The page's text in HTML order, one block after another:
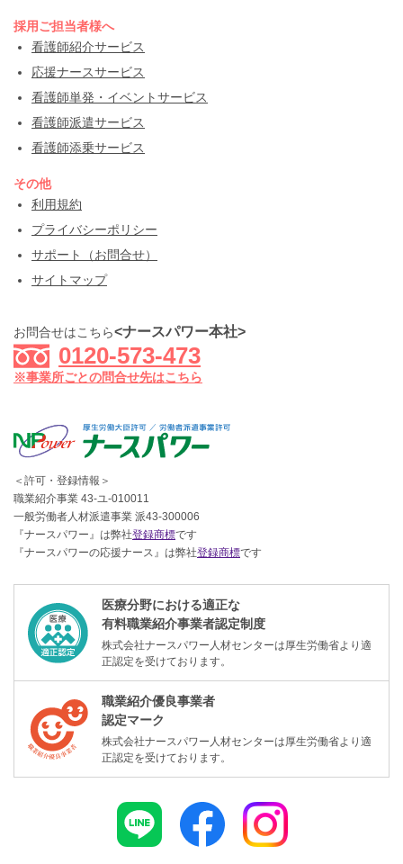
採用ご担当者様へ
看護師紹介サービス
応援ナースサービス
看護師単発・イベントサービス
看護師派遣サービス
看護師添乗サービス
その他
利用規約
プライバシーポリシー
サポート（お問合せ）
サイトマップ
お問合せはこちら<ナースパワー本社>
0120-573-473
※事業所ごとの問合せ先はこちら
＜許可・登録情報＞
職業紹介事業 43-ユ-010011
一般労働者人材派遣事業 派43-300006
『ナースパワー』は弊社登録商標です
『ナースパワーの応援ナース』は弊社登録商標です
医療分野における適正な
有料職業紹介事業者認定制度
株式会社ナースパワー人材センターは厚生労働省より適
正認定を受けております。
職業紹介優良事業者
認定マーク
株式会社ナースパワー人材センターは厚生労働省より適
正認定を受けております。